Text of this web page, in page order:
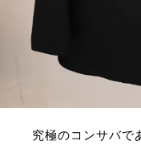
究極のコンサバで